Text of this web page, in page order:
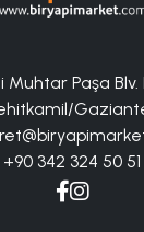
Paşa Blv.
+90 342 324 50 51